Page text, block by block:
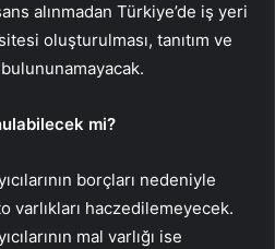
alınmadan Türkiye’de iş yeri
oluşturulması, tanıtım ve
mi?
borçları nedeniyle
haczedilemeyecek.
mal varlığı ise